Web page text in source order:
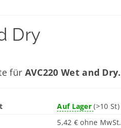
Dry
für AVC220 Wet and Dry.
Auf Lager(>10 St)
5,42 € ohne MwSt.